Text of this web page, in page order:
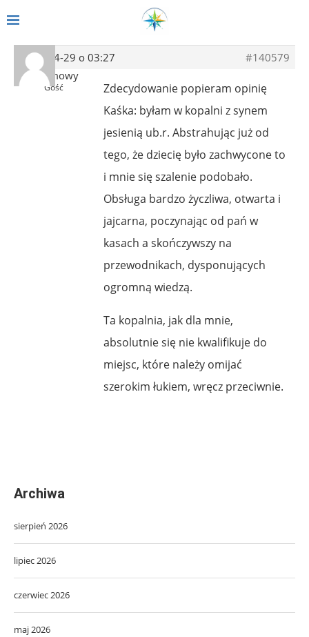
2014-04-29 o 03:27
#140579
Anonimowy
Gość
Zdecydowanie popieram opinię
Kaśka: byłam w kopalni z synem
jesienią ub.r. Abstrahując już od
tego, że dziecię było zachwycone to
i mnie się szalenie podobało.
Obsługa bardzo życzliwa, otwarta i
jajcarna, poczynając od pań w
kasach a skończywszy na
przewodnikach, dysponujących
ogromną wiedzą.
Ta kopalnia, jak dla mnie,
absolutnie się nie kwalifikuje do
miejsc, które należy omijać
szerokim łukiem, wręcz przeciwnie.
Archiwa
sierpień 2026
lipiec 2026
czerwiec 2026
maj 2026